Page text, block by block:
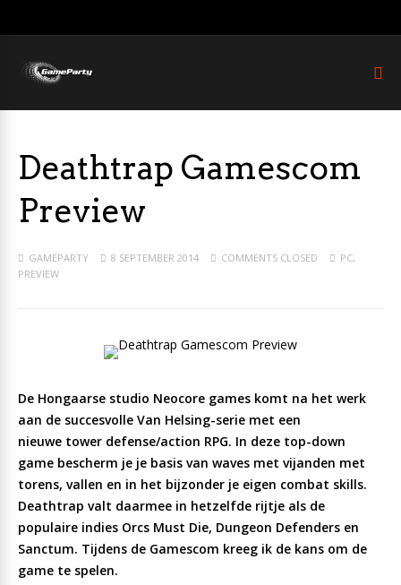
Deathtrap Gamescom
Preview
GAMEPARTY 8 SEPTEMBER 2014 COMMENTS CLOSED PC,
PREVIEW
De Hongaarse studio Neocore games komt na het werk
aan de succesvolle Van Helsing-serie met een
nieuwe tower defense/action RPG. In deze top-down
game bescherm je je basis van waves met vijanden met
torens, vallen en in het bijzonder je eigen combat skills.
Deathtrap valt daarmee in hetzelfde rijtje als de
populaire indies Orcs Must Die, Dungeon Defenders en
Sanctum. Tijdens de Gamescom kreeg ik de kans om de
game te spelen.